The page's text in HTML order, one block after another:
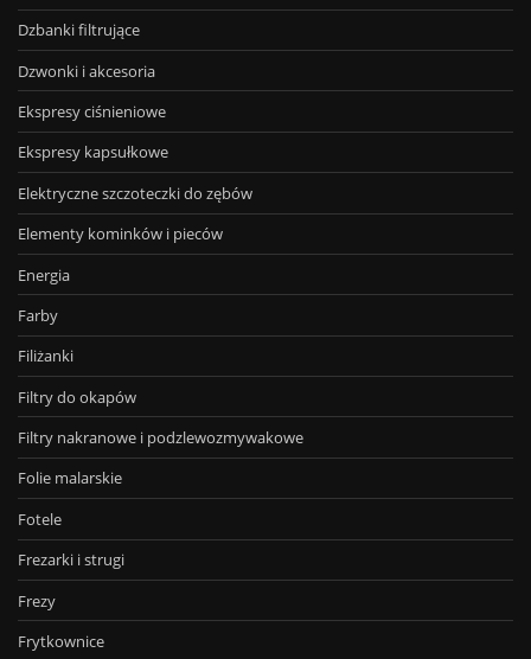
Dzbanki filtrujące
Dzwonki i akcesoria
Ekspresy ciśnieniowe
Ekspresy kapsułkowe
Elektryczne szczoteczki do zębów
Elementy kominków i pieców
Energia
Farby
Filiżanki
Filtry do okapów
Filtry nakranowe i podzlewozmywakowe
Folie malarskie
Fotele
Frezarki i strugi
Frezy
Frytkownice